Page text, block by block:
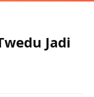
Jadi